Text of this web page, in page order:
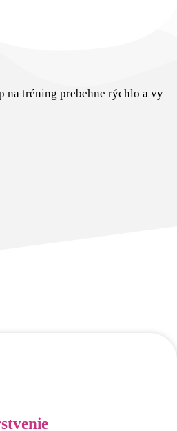
na tréning prebehne rýchlo a vy